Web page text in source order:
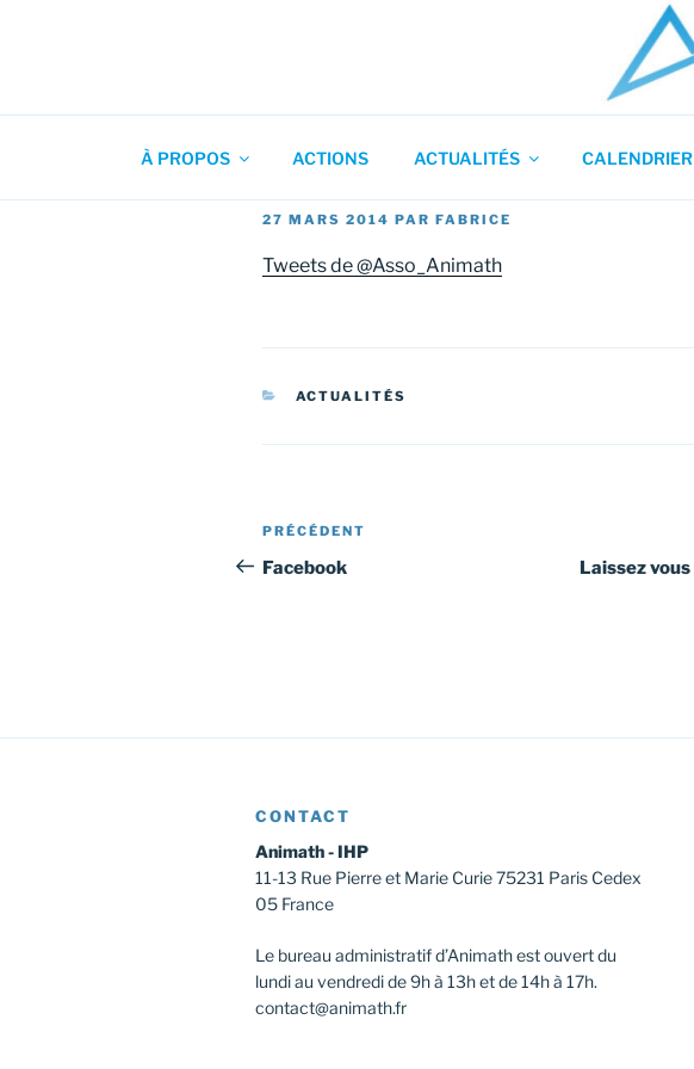
Association pour l'Animation en Mathématiques
À PROPOS ACTIONS ACTUALITÉS
PUBLIÉ
27 MARS 2014 PAR FABRICE
Tweets de @Asso_Animath
CATÉGORIES
ACTUALITÉS
Navigation
de
Article
précédent
PRÉCÉDENT
Facebook
Laissez
CONTACT
Animath - IHP
11-13 Rue Pierre et Marie Curie 75231 Paris Cedex
05 France
Le bureau administratif d’Animath est ouvert du
lundi au vendredi de 9h à 13h et de 14h à 17h.
contact@animath.fr